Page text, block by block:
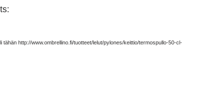
http://www.ombrellino.fi/tuotteet/lelut/pylones/keittio/termospullo-50-cl-